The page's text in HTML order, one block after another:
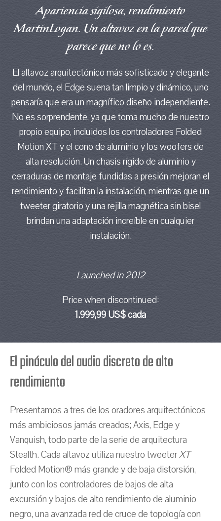
Apariencia sigilosa, rendimiento
MartinLogan. Un altavoz en la pared que
parece que no lo es.
El altavoz arquitectónico más sofisticado y elegante
del mundo, el Edge suena tan limpio y dinámico, uno
pensaría que era un magnífico diseño independiente.
No es sorprendente, ya que toma mucho de nuestro
propio equipo, incluidos los controladores Folded
Motion XT y el cono de aluminio y los woofers de
alta resolución. Un chasis rígido de aluminio y
cerraduras de montaje fundidas a presión mejoran el
rendimiento y facilitan la instalación, mientras que un
tweeter giratorio y una rejilla magnética sin bisel
brindan una adaptación increíble en cualquier
instalación.
Launched in 2012
Price when discontinued:
1.999,99 US$ cada
El pináculo del audio discreto de alto
rendimiento
Presentamos a tres de los oradores arquitectónicos
más ambiciosos jamás creados; Axis, Edge y
Vanquish, todo parte de la serie de arquitectura
Stealth. Cada altavoz utiliza nuestro tweeterXT
Folded Motion® más grande y de baja distorsión,
junto con los controladores de bajos de alta
excursión y bajos de alto rendimiento de aluminio
negro, una avanzada red de cruce de topología con